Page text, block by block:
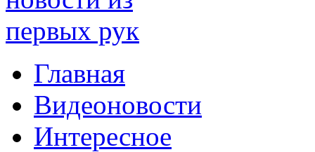
Главная
Видеоновости
Интересное